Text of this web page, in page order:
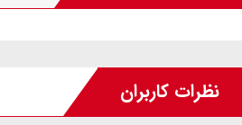
نظرات کاربران